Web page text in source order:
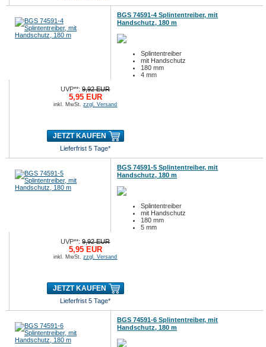
BGS 74591-4 Splintentreiber, mit
Handschutz, 180 m
Splintentreiber
mit Handschutz
180 mm
4 mm
UVP**:9,92 EUR
5,95 EUR
inkl. MwSt.zzgl. Versand
JETZT KAUFEN
Lieferfrist 5 Tage*
BGS 74591-5 Splintentreiber, mit
Handschutz, 180 m
Splintentreiber
mit Handschutz
180 mm
5 mm
UVP**:9,92 EUR
5,95 EUR
inkl. MwSt.zzgl. Versand
JETZT KAUFEN
Lieferfrist 5 Tage*
BGS 74591-6 Splintentreiber, mit
Handschutz, 180 m